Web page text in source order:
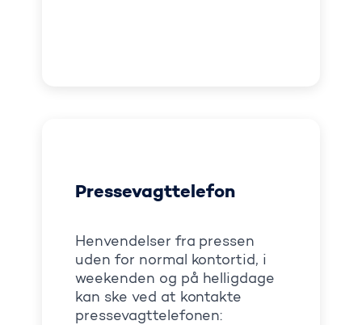
Pressevagttelefon
Henvendelser fra pressen
uden for normal kontortid, i
weekenden og på helligdage
kan ske ved at kontakte
pressevagttelefonen: